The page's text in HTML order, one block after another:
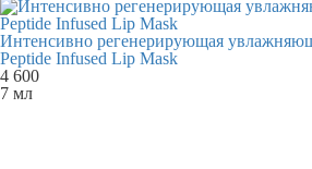
Интенсивно регенерирующая
Peptide Infused Lip Mask
4 600
7 мл